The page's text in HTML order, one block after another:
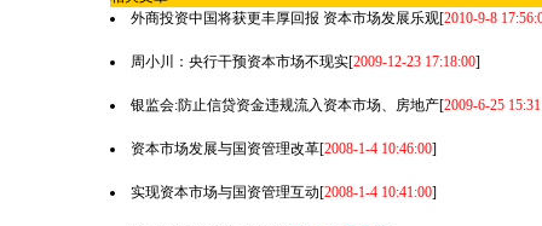
外商投资中国将获更丰厚回报 资本市场发展乐观[2010-9-8
周小川：央行干预资本市场不现实[2009-12-23 17:18:00]
银监会:防止信贷资金违规流入资本市场、房地产[2009-6-25
资本市场发展与国资管理改革[2008-1-4 10:46:00]
实现资本市场与国资管理互动[2008-1-4 10:41:00]